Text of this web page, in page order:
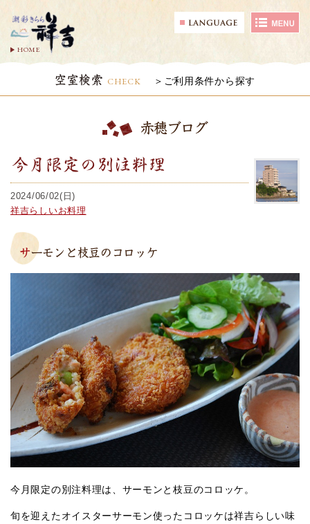
HOME
空室検索 CHECK ご利用条件から探す
赤穂ブログ
今月限定の別注料理
2024/06/02(日)
祥吉らしいお料理
サーモンと枝豆のコロッケ
今月限定の別注料理は、サーモンと枝豆のコロッケ。
旬を迎えたオイスターサーモン使ったコロッケは祥吉らしい味